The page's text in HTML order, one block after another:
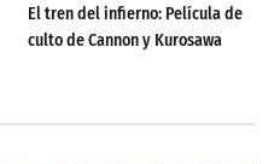
El tren del infierno: Película de
culto de Cannon y Kurosawa